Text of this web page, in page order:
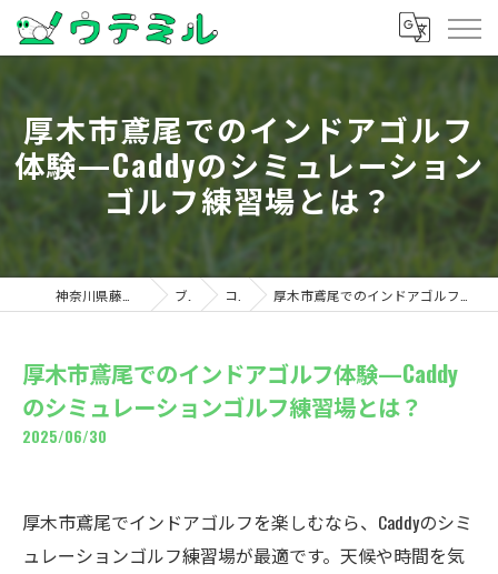
厚木市鳶尾でのインドアゴルフ
体験—Caddyのシミュレーション
ゴルフ練習場とは？
ブログ コラム 厚木市鳶尾でのインドアゴルフ体験—Caddyのシミュレーションゴルフ練習場とは？
厚木市鳶尾でのインドアゴルフ体験—Caddy
のシミュレーションゴルフ練習場とは？
2025/06/30
厚木市鳶尾でインドアゴルフを楽しむなら、Caddyのシミ
ュレーションゴルフ練習場が最適です。天候や時間を気